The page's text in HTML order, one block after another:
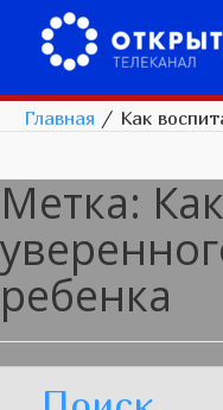
Главная / Как
Метка:
ребенка